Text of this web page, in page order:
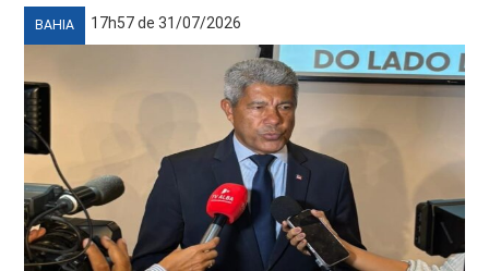
BAHIA 17h57 de 31/07/2026